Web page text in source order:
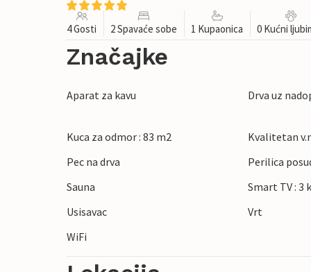
4 Gosti 2 Spavaće sobe 1 Kupaonica 0 Kućni
Značajke
Aparat za kavu Drva uz
Kuca za odmor : 83 m2
Kvalitetan
Pec na drva
Perilica
Sauna
Smart TV : 3
Usisavac
Vrt
WiFi